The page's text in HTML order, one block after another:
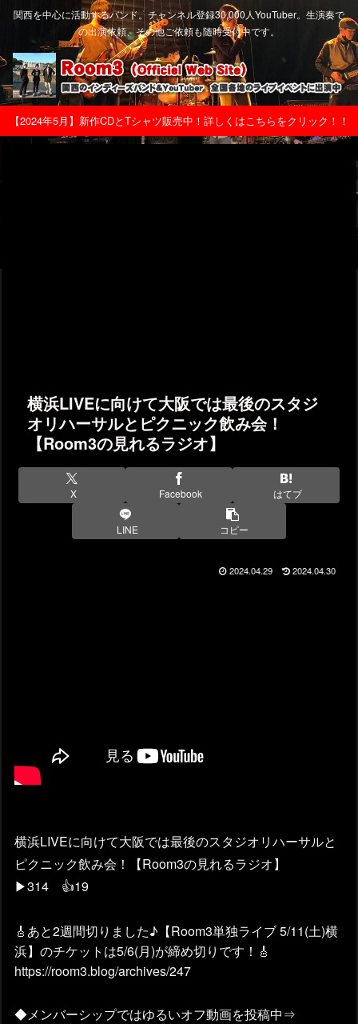
関西を中心に活動するバンド。チャンネル登録30,000人YouTuber。生演奏で
の出演依頼、その他ご依頼も随時受付中です。
【2024年5月】新作CDとTシャツ販売中！詳しくはこちらをクリック！！
横浜LIVEに向けて大阪では最後のスタジ
オリハーサルとピクニック飲み会！
【Room3の見れるラジオ】
X Facebook はてブ
LINE コピー
2024.04.29 2024.04.30
横浜LIVEに向けて大阪では最後のスタジオリハーサルと
ピクニック飲み会！【Room3の見れるラジオ】
▶314 👍19
🎸あと2週間切りました♪【Room3単独ライブ 5/11(土)横
浜】のチケットは5/6(月)が締め切りです！🎸
https://room3.blog/archives/247
◆メンバーシップではゆるいオフ動画を投稿中⇒